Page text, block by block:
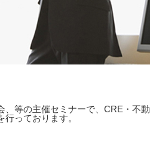
、等の主催セミナーで、CRE・不動
っております。